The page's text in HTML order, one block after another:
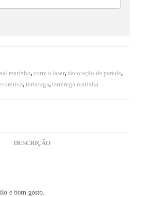
marinho,corte a laser,decoração de parede,
,tartaruga,tartaruga marinha
DESCRIÇÃO
e bom gosto.